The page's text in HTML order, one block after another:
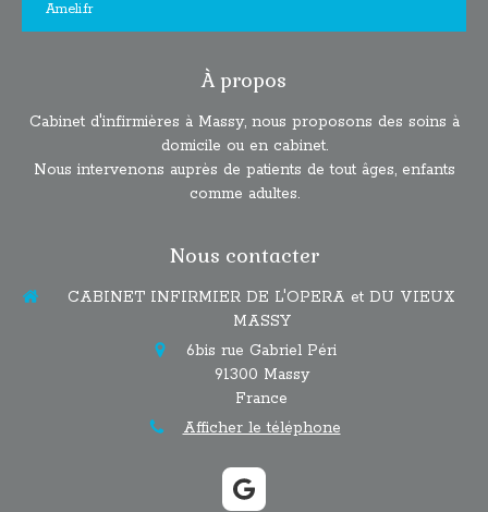
Ameli.fr
À propos
Cabinet d'infirmières à Massy, nous proposons des soins à
domicile ou en cabinet.
Nous intervenons auprès de patients de tout âges, enfants
comme adultes.
Nous contacter
CABINET INFIRMIER DE L'OPERA et DU VIEUX
MASSY
6bis rue Gabriel Péri
91300 Massy
France
Afficher le téléphone